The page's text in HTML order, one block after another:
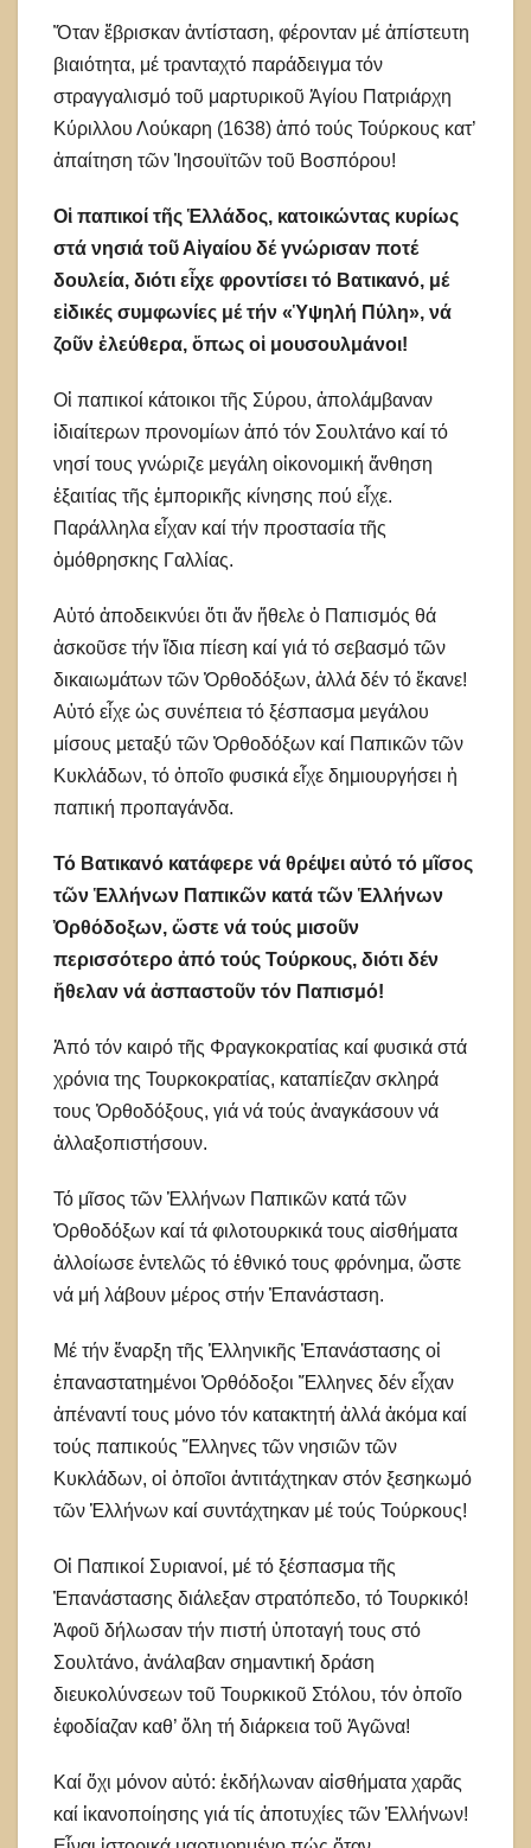
Ὅταν ἔβρισκαν ἀντίσταση, φέρονταν μέ ἀπίστευτη
βιαιότητα, μέ τρανταχτό παράδειγμα τόν
στραγγαλισμό τοῦ μαρτυρικοῦ Ἁγίου Πατριάρχη
Κύριλλου Λούκαρη (1638) ἀπό τούς Τούρκους κατ’
ἀπαίτηση τῶν Ἰησουϊτῶν τοῦ Βοσπόρου!
Οἱ παπικοί τῆς Ἑλλάδος, κατοικώντας κυρίως
στά νησιά τοῦ Αἰγαίου δέ γνώρισαν ποτέ
δουλεία, διότι εἶχε φροντίσει τό Βατικανό, μέ
εἰδικές συμφωνίες μέ τήν «Ὑψηλή Πύλη», νά
ζοῦν ἐλεύθερα, ὅπως οἱ μουσουλμάνοι!
Οἱ παπικοί κάτοικοι τῆς Σύρου, ἀπολάμβαναν
ἰδιαίτερων προνομίων ἀπό τόν Σουλτάνο καί τό
νησί τους γνώριζε μεγάλη οἰκονομική ἄνθηση
ἐξαιτίας τῆς ἐμπορικῆς κίνησης πού εἶχε.
Παράλληλα εἶχαν καί τήν προστασία τῆς
ὁμόθρησκης Γαλλίας.
Αὐτό ἀποδεικνύει ὅτι ἄν ἤθελε ὁ Παπισμός θά
ἀσκοῦσε τήν ἴδια πίεση καί γιά τό σεβασμό τῶν
δικαιωμάτων τῶν Ὀρθοδόξων, ἀλλά δέν τό ἔκανε!
Αὐτό εἶχε ὡς συνέπεια τό ξέσπασμα μεγάλου
μίσους μεταξύ τῶν Ὀρθοδόξων καί Παπικῶν τῶν
Κυκλάδων, τό ὁποῖο φυσικά εἶχε δημιουργήσει ἡ
παπική προπαγάνδα.
Τό Βατικανό κατάφερε νά θρέψει αὐτό τό μῖσος
τῶν Ἑλλήνων Παπικῶν κατά τῶν Ἑλλήνων
Ὀρθόδοξων, ὥστε νά τούς μισοῦν
περισσότερο ἀπό τούς Τούρκους, διότι δέν
ἤθελαν νά ἀσπαστοῦν τόν Παπισμό!
Ἀπό τόν καιρό τῆς Φραγκοκρατίας καί φυσικά στά
χρόνια της Τουρκοκρατίας, καταπίεζαν σκληρά
τους Ὀρθοδόξους, γιά νά τούς ἀναγκάσουν νά
ἀλλαξοπιστήσουν.
Τό μῖσος τῶν Ἑλλήνων Παπικῶν κατά τῶν
Ὀρθοδόξων καί τά φιλοτουρκικά τους αἰσθήματα
ἀλλοίωσε ἐντελῶς τό ἐθνικό τους φρόνημα, ὥστε
νά μή λάβουν μέρος στήν Ἐπανάσταση.
Μέ τήν ἔναρξη τῆς Ἑλληνικῆς Ἐπανάστασης οἱ
ἐπαναστατημένοι Ὀρθόδοξοι Ἕλληνες δέν εἶχαν
ἀπέναντί τους μόνο τόν κατακτητή ἀλλά ἀκόμα καί
τούς παπικούς Ἕλληνες τῶν νησιῶν τῶν
Κυκλάδων, οἱ ὁποῖοι ἀντιτάχτηκαν στόν ξεσηκωμό
τῶν Ἑλλήνων καί συντάχτηκαν μέ τούς Τούρκους!
Οἱ Παπικοί Συριανοί, μέ τό ξέσπασμα τῆς
Ἐπανάστασης διάλεξαν στρατόπεδο, τό Τουρκικό!
Ἀφοῦ δήλωσαν τήν πιστή ὑποταγή τους στό
Σουλτάνο, ἀνάλαβαν σημαντική δράση
διευκολύνσεων τοῦ Τουρκικοῦ Στόλου, τόν ὁποῖο
ἐφοδίαζαν καθ’ ὅλη τή διάρκεια τοῦ Ἀγῶνα!
Καί ὄχι μόνον αὐτό: ἐκδήλωναν αἰσθήματα χαρᾶς
καί ἱκανοποίησης γιά τίς ἀποτυχίες τῶν Ἑλλήνων!